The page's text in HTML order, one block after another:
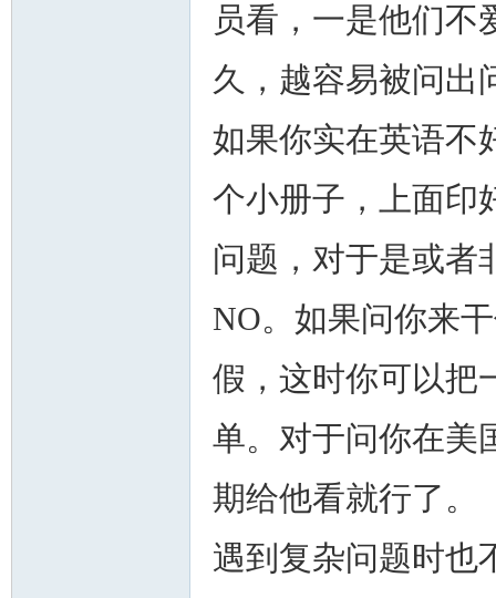
员看，一是他们不
久，越容易被问出
如果你实在英语不
个小册子，上面印
问题，对于是或者
NO。如果问你来
假，这时你可以把
单。对于问你在美
期给他看就行了。
遇到复杂问题时也